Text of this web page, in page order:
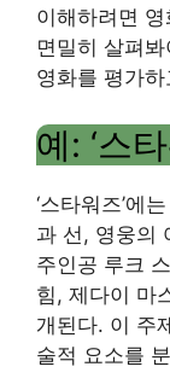
이해하려면
면밀히 살펴
영화를 평가
예: ‘스
‘스타워즈’에
과 선, 영웅의
주인공 루크
힘, 제다이 마
개된다. 이 주
술적 요소를